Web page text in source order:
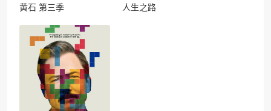
黄石 第三季
人生之路